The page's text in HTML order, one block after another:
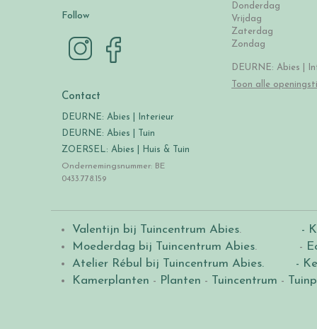
Follow
Contact
DEURNE: Abies | Interieur
DEURNE: Abies | Tuin
ZOERSEL: Abies | Huis & Tuin
Ondernemingsnummer: BE
0433.778.159
Donderdag
Vrijdag
Zaterdag
Zondag
DEURNE: Abies |
Toon alle
Valentijn bij Tuincentrum Abies.
-
Moederdag bij Tuincentrum Abies. -
Atelier Rébul bij Tuincentrum Abies.
-
Kamerplanten - Planten - Tuincentrum -